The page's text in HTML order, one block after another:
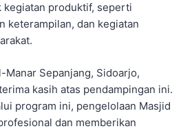
kegiatan produktif, seperti
keterampilan, dan kegiatan
Manar Sepanjang, Sidoarjo,
kasih atas pendampingan ini.
program ini, pengelolaan Masjid
dan memberikan